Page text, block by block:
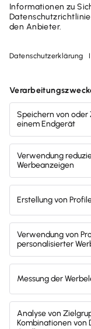
Jetzt
TAXMAN!
Keine
Sicher
ELSTER-
Ich bin: